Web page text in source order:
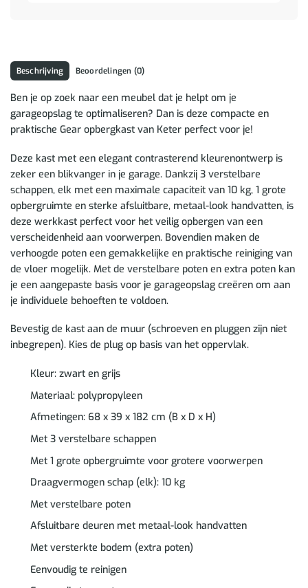
Beschrijving Beoordelingen (0)
Ben je op zoek naar een meubel dat je helpt om je
garageopslag te optimaliseren? Dan is deze compacte en
praktische Gear opbergkast van Keter perfect voor je!
Deze kast met een elegant contrasterend kleurenontwerp is
zeker een blikvanger in je garage. Dankzij 3 verstelbare
schappen, elk met een maximale capaciteit van 10 kg, 1 grote
opbergruimte en sterke afsluitbare, metaal-look handvatten, is
deze werkkast perfect voor het veilig opbergen van een
verscheidenheid aan voorwerpen. Bovendien maken de
verhoogde poten een gemakkelijke en praktische reiniging van
de vloer mogelijk. Met de verstelbare poten en extra poten kan
je een aangepaste basis voor je garageopslag creëren om aan
je individuele behoeften te voldoen.
Bevestig de kast aan de muur (schroeven en pluggen zijn niet
inbegrepen). Kies de plug op basis van het oppervlak.
Kleur: zwart en grijs
Materiaal: polypropyleen
Afmetingen: 68 x 39 x 182 cm (B x D x H)
Met 3 verstelbare schappen
Met 1 grote opbergruimte voor grotere voorwerpen
Draagvermogen schap (elk): 10 kg
Met verstelbare poten
Afsluitbare deuren met metaal-look handvatten
Met versterkte bodem (extra poten)
Eenvoudig te reinigen